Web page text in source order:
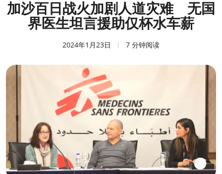
加沙百日战火加剧人道灾难 无国
界医生坦言援助仅杯水车薪
2024年1月23日 7 分钟阅读